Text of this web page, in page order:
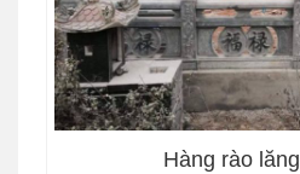
Hàng rào